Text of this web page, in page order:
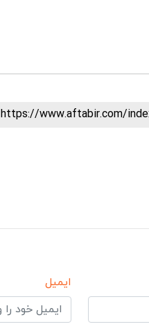
https://www.aftabir.com/
ایمیل